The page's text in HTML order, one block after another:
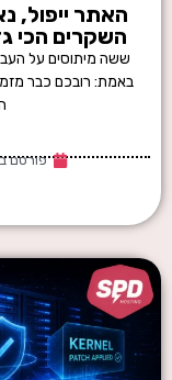
השקרים הכי
ששה מיתוסים על
באמת: רובכם כבר
פורסם